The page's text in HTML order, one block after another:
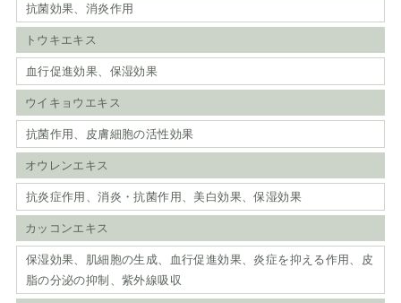
抗菌効果、消炎作用
トウキエキス
血行促進効果、保湿効果
ウイキョウエキス
抗菌作用、皮膚細胞の活性効果
オウレンエキス
抗炎症作用、消炎・抗菌作用、美白効果、保湿効果
カッコンエキス
保湿効果、肌細胞の生成、血行促進効果、炎症を抑える作用、皮
脂の分泌の抑制、紫外線吸収